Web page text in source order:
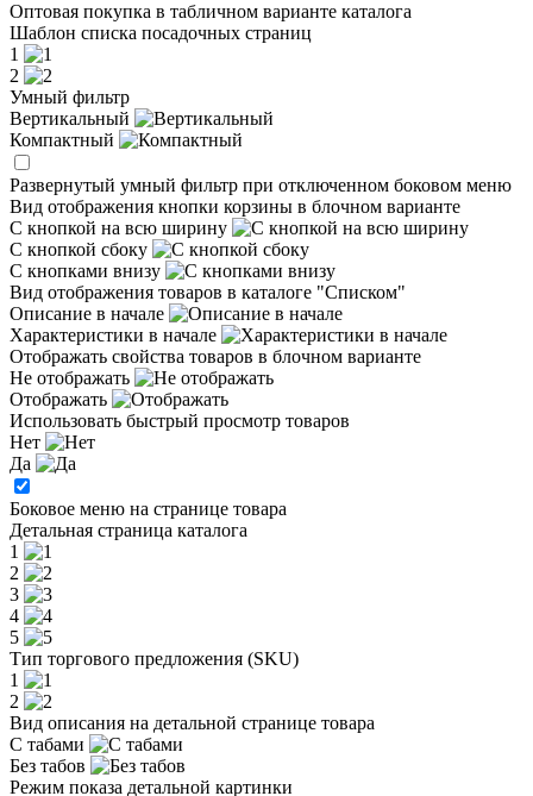
Оптовая покупка в табличном варианте каталога
Шаблон списка посадочных страниц
1
2
Умный фильтр
Вертикальный
Компактный
Развернутый умный фильтр при отключенном боковом меню
Вид отображения кнопки корзины в блочном варианте
С кнопкой на всю ширину
С кнопкой сбоку
С кнопками внизу
Вид отображения товаров в каталоге "Списком"
Описание в начале
Характеристики в начале
Отображать свойства товаров в блочном варианте
Не отображать
Отображать
Использовать быстрый просмотр товаров
Нет
Да
Боковое меню на странице товара
Детальная страница каталога
1
2
3
4
5
Тип торгового предложения (SKU)
1
2
Вид описания на детальной странице товара
С табами
Без табов
Режим показа детальной картинки